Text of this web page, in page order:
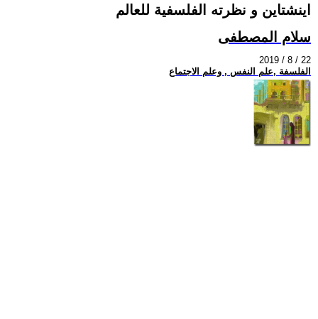
اينشتاين و نظرته الفلسفية للعالم
سلام المصطفى
2019 / 8 / 22
الفلسفة ,علم النفس , وعلم الاجتماع